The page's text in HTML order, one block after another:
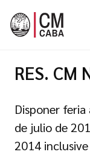
RES. CM
Disponer
de julio de
2014 inclusive